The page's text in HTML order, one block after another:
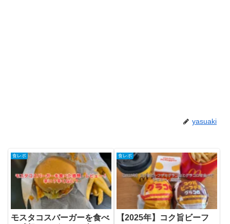
yasuaki
食レポ
モスタコスバーガーを食べ
食レポ
【2025年】コク旨ビーフ